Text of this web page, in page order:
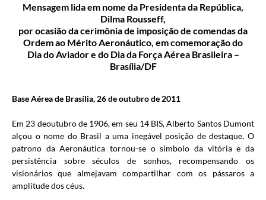
Mensagem lida em nome da Presidenta da República,
Dilma Rousseff,
por ocasião da cerimônia de imposição de comendas da
Ordem ao Mérito Aeronáutico, em comemoração do
Dia do Aviador e do Dia da Força Aérea Brasileira –
Brasília/DF
Base Aérea de Brasília, 26 de outubro de 2011
Em 23 deoutubro de 1906, em seu 14 BIS, Alberto Santos Dumont
alçou o nome do Brasil a uma inegável posição de destaque. O
patrono da Aeronáutica tornou-se o símbolo da vitória e da
persistência sobre séculos de sonhos, recompensando os
visionários que almejavam compartilhar com os pássaros a
amplitude dos céus.